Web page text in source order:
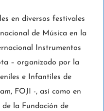
en diversos festivales
de Música en la
Instrumentos
– organizado por la
e Infantiles de
FOJI -, así como en
la Fundación de